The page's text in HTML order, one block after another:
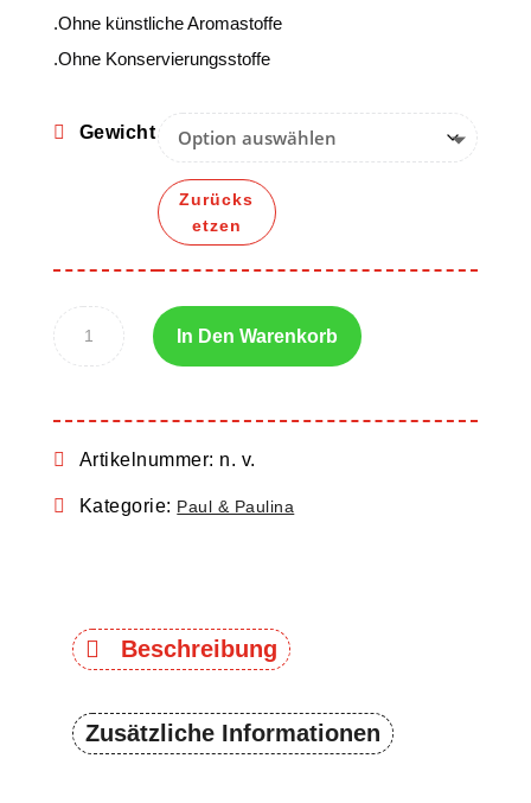
.Ohne künstliche Aromastoffe
.Ohne Konservierungsstoffe
Gewicht
Zurücks
etzen
In Den Warenkorb
Artikelnummer: n. v.
Kategorie: Paul & Paulina
Beschreibung
Zusätzliche Informationen